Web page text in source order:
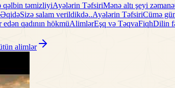
qəlbin təmizliyiAyələrin TəfsiriMənə altı şeyi
ƏqidəSizə salam verildikdə..Ayələrin TəfsiriCümə
qadının hökmüAlimlərEşq və TəqvaFiqhDilin
alimlər